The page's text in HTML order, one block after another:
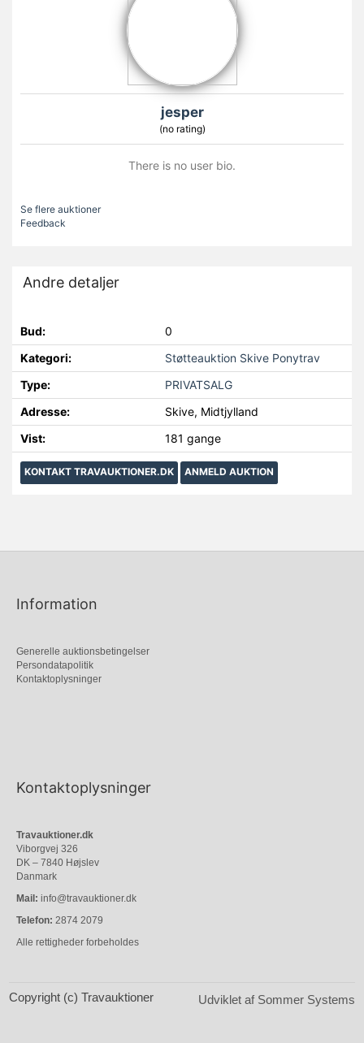
jesper
(no rating)
There is no user bio.
Se flere auktioner
Feedback
Andre detaljer
Bud:
0
Kategori:
Støtteauktion Skive Ponytrav
Type:
PRIVATSALG
Adresse:
Skive, Midtjylland
Vist:
181 gange
KONTAKT TRAVAUKTIONER.DK ANMELD AUKTION
Information
Generelle auktionsbetingelser
Persondatapolitik
Kontaktoplysninger
Kontaktoplysninger
Travauktioner.dk
Viborgvej 326
DK – 7840 Højslev
Danmark
Mail: info@travauktioner.dk
Telefon: 2874 2079
Alle rettigheder forbeholdes
Copyright (c) Travauktioner Udviklet af Sommer Systems